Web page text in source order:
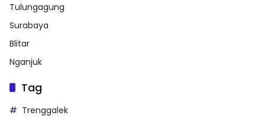
Tulungagung
Surabaya
Blitar
Nganjuk
Tag
Trenggalek